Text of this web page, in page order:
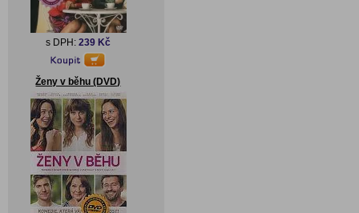
s DPH: 239 Kč
Ženy v běhu (DVD)